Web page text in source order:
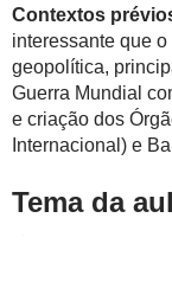
Contextos
interessante que
geopolítica,
Guerra Mundial
e criação dos
Internacional) e
Tema da